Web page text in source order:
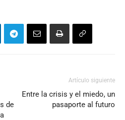
de
Artículo siguiente
Entre la crisis y el miedo, un
pasaporte al futuro